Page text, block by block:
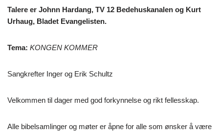
Talere er Johnn Hardang, TV 12 Bedehuskanalen og Kurt
Urhaug, Bladet Evangelisten.
Tema: KONGEN KOMMER
Sangkrefter Inger og Erik Schultz
Velkommen til dager med god forkynnelse og rikt fellesskap.
Alle bibelsamlinger og møter er åpne for alle som ønsker å være